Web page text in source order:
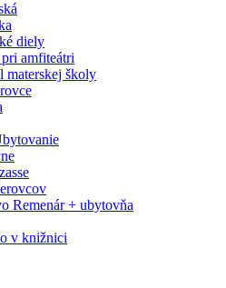
diely
amfiteátri
materskej školy
Remenár + ubytovňa
v knižnici